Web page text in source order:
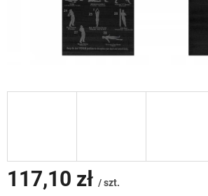
117,10 zł / szt.